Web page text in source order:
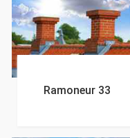
Ramoneur 33